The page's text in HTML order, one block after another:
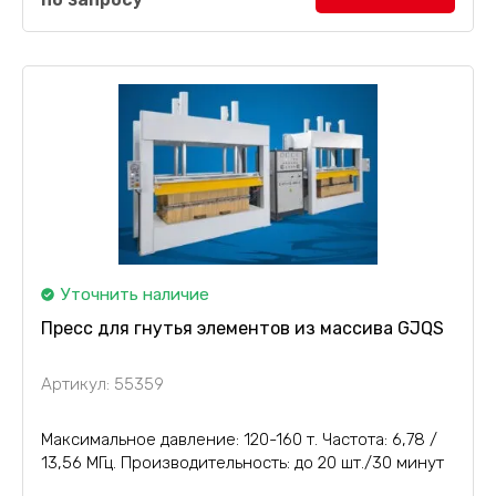
изделий сложных форм) с принудительно
воздушным и водяным типом...
Уточнить наличие
Пресс для гнутья элементов из массива GJQS
Артикул: 55359
Максимальное давление: 120-160 т. Частота: 6,78 /
13,56 МГц. Производительность: до 20 шт./30 минут